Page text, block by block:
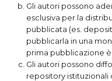
Gli autori possono
esclusiva per la
pubblicata (es.
pubblicarla in una
prima pubblicazione è
Gli autori possono
repository istituzionali